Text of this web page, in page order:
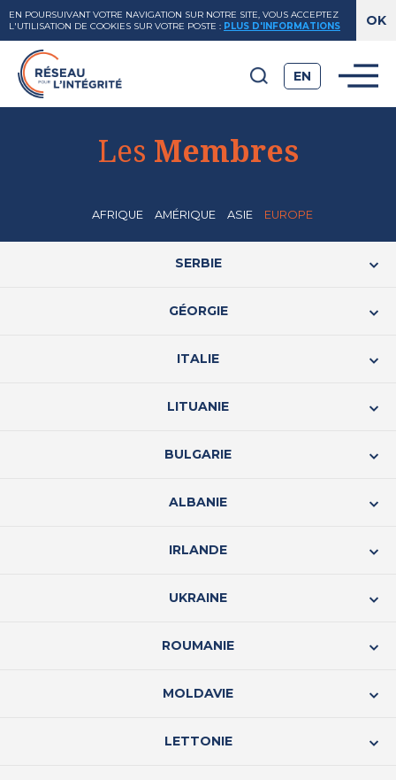
EN POURSUIVANT VOTRE NAVIGATION SUR NOTRE SITE, VOUS ACCEPTEZ
L'UTILISATION DE COOKIES SUR VOTRE POSTE : PLUS D'INFORMATIONS
EN
Les Membres
AFRIQUE AMÉRIQUE ASIE EUROPE
SERBIE
GÉORGIE
ITALIE
LITUANIE
BULGARIE
ALBANIE
IRLANDE
UKRAINE
ROUMANIE
MOLDAVIE
LETTONIE